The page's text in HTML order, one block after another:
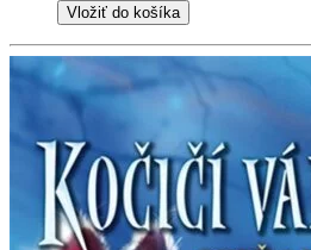
Vložiť do košíka